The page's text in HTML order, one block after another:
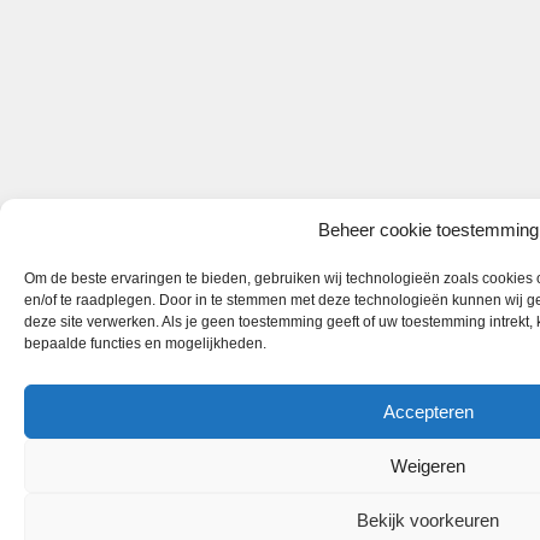
Beheer cookie toestemming
Om de beste ervaringen te bieden, gebruiken wij technologieën zoals
en/of te raadplegen. Door in te stemmen met deze technologieën kunnen wij
deze site verwerken. Als je geen toestemming geeft of uw toestemming
bepaalde functies en mogelijkheden.
Accepteren
Weigeren
Bekijk voorkeuren